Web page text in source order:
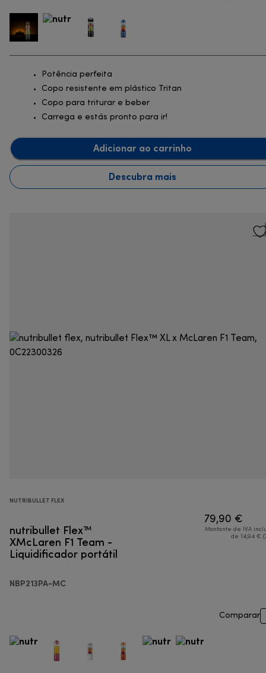
Potência perfeita
Copo resistente em plástico Tritan
Copo para triturar e beber
Carrega e estás pronto para ir!
Adicionar ao carrinho
Descubra mais
NUTRIBULLET FLEX
nutribullet Flex™
XMcLaren F1 Team -
Liquidificador portátil
NBP213PA-MC
79,90 €
Montante de IVA
de 14,94 €
Comparar